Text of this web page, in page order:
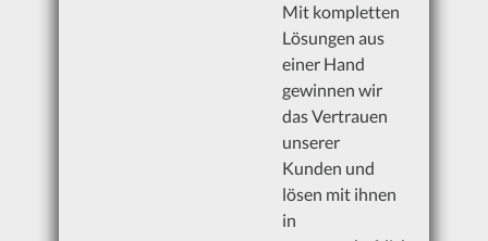
Mit kompletten
Lösungen aus
einer Hand
gewinnen wir
das Vertrauen
unserer
Kunden und
lösen mit ihnen
in